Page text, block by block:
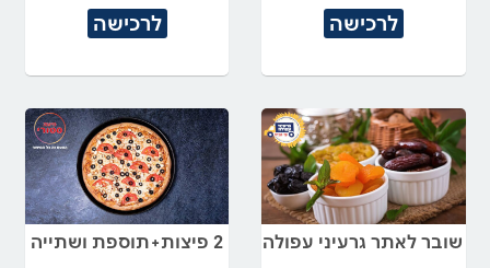
לרכישה לרכישה
שובר לאתר גרעיני עפולה 2 פיצות+תוספת ושתייה